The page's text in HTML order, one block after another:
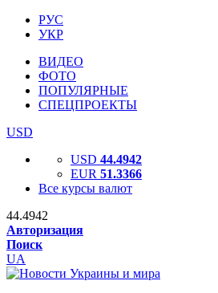
РУС
УКР
ВИДЕО
ФОТО
ПОПУЛЯРНЫЕ
СПЕЦПРОЕКТЫ
USD
USD 44.4942
EUR 51.3366
Все курсы валют
44.4942
Авторизация
Поиск
UA